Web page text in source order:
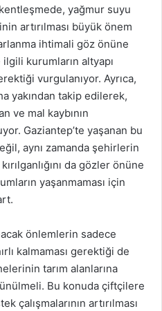
yağmur suyu
artırılması büyük önem
ihtimali göz önüne
kurumların altyapı
vurgulanıyor. Ayrıca,
yakından takip edilerek,
ve mal kaybının
Gaziantep’te yaşanan bu
aynı zamanda şehirlerin
da gözler önüne
yaşanmaması için
önlemlerin sadece
kalmaması gerektiği de
tarım alanlarına
Bu konuda çiftçilere
çalışmalarının artırılması